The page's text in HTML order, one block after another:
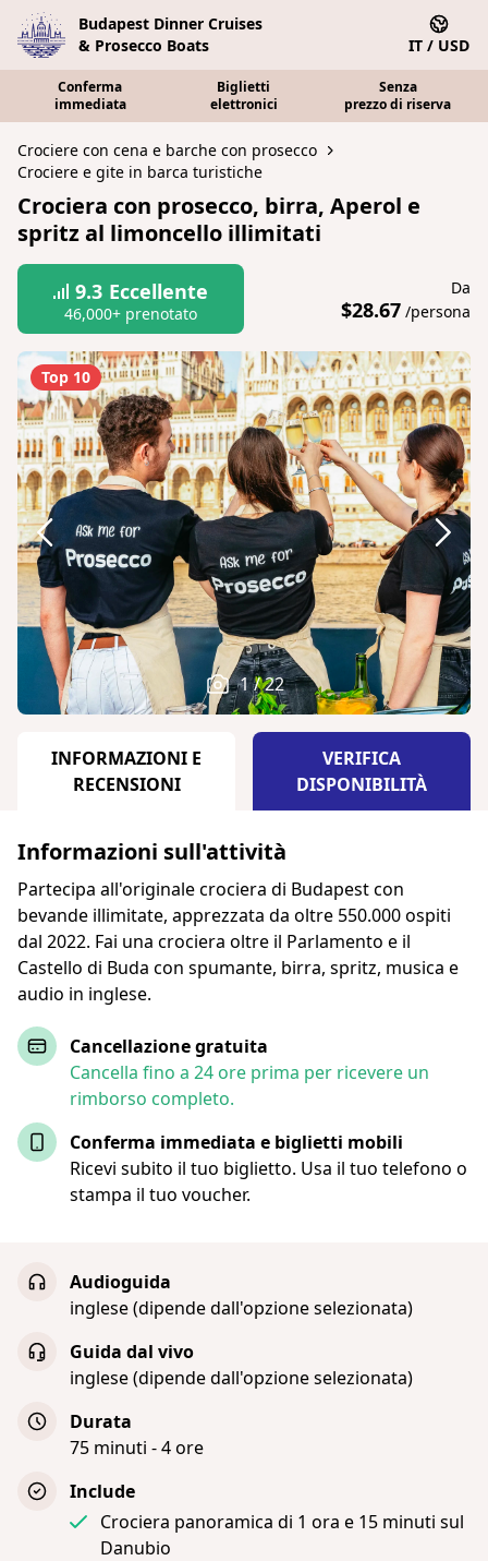
Budapest Dinner Cruises
& Prosecco Boats
IT / USD
Conferma
immediata
Biglietti
elettronici
Senza
prezzo di riserva
Crociere con cena e barche con prosecco
Crociere e gite in barca turistiche
Crociera con prosecco, birra, Aperol e
spritz al limoncello illimitati
9.3 Eccellente
46,000+ prenotato
Da
$28.67 /persona
Top 10
1 / 22
INFORMAZIONI E
RECENSIONI
VERIFICA
DISPONIBILITÀ
Informazioni sull'attività
Partecipa all'originale crociera di Budapest con
bevande illimitate, apprezzata da oltre 550.000 ospiti
dal 2022. Fai una crociera oltre il Parlamento e il
Castello di Buda con spumante, birra, spritz, musica e
audio in inglese.
Cancellazione gratuita
Cancella fino a 24 ore prima per ricevere un
rimborso completo.
Conferma immediata e biglietti mobili
Ricevi subito il tuo biglietto. Usa il tuo telefono o
stampa il tuo voucher.
Audioguida
inglese (dipende dall'opzione selezionata)
Guida dal vivo
inglese (dipende dall'opzione selezionata)
Durata
75 minuti - 4 ore
Include
Crociera panoramica di 1 ora e 15 minuti sul
Danubio